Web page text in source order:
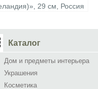
29 см, Россия
Каталог
Дом и предметы интерьера
Украшения
Косметика